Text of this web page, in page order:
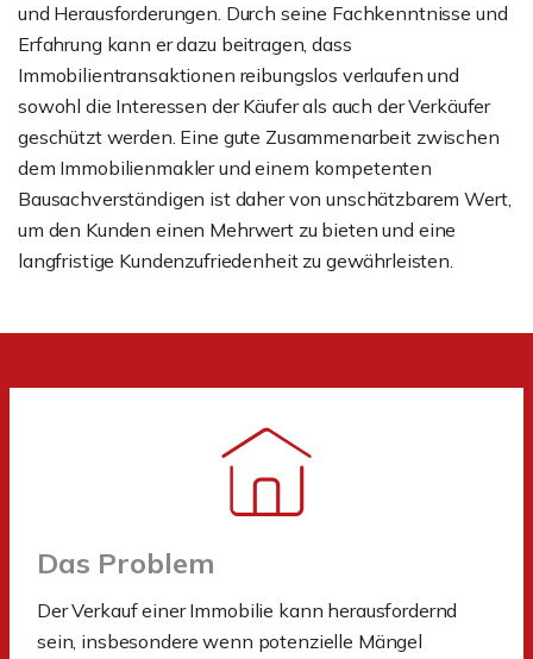
und Herausforderungen. Durch seine Fachkenntnisse und
Erfahrung kann er dazu beitragen, dass
Immobilientransaktionen reibungslos verlaufen und
sowohl die Interessen der Käufer als auch der Verkäufer
geschützt werden. Eine gute Zusammenarbeit zwischen
dem Immobilienmakler und einem kompetenten
Bausachverständigen ist daher von unschätzbarem Wert,
um den Kunden einen Mehrwert zu bieten und eine
langfristige Kundenzufriedenheit zu gewährleisten.
Das Problem
Der Verkauf einer Immobilie kann herausfordernd
sein, insbesondere wenn potenzielle Mängel